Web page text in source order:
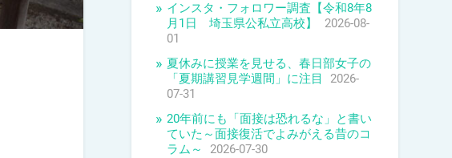
インスタ・フォロワー調査【令和8年8
月1日 埼玉県公私立高校】
2026-08-
01
夏休みに授業を見せる、春日部女子の
「夏期講習見学週間」に注目
2026-
07-31
20年前にも「面接は恐れるな」と書い
ていた～面接復活でよみがえる昔のコ
ラム～
2026-07-30